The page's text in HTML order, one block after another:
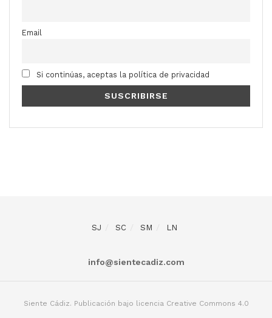
Email
Si continúas, aceptas la política de privacidad
SJ SC SM LN
info@sientecadiz.com
Siente Cádiz. Publicación bajo licencia Creative Commons 4.0